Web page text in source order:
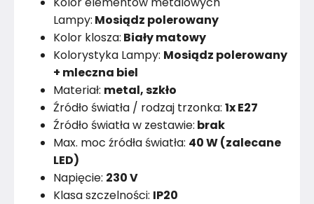
Lampy: Mosiądz polerowany
Kolor klosza: Biały matowy
Kolorystyka Lampy: Mosiądz polerowany
+ mleczna biel
Materiał: metal, szkło
Źródło światła / rodzaj trzonka: 1x E27
Źródło światła w zestawie: brak
Max. moc źródła światła: 40 W (zalecane
LED)
Napięcie: 230 V
Klasa szczelności: IP20